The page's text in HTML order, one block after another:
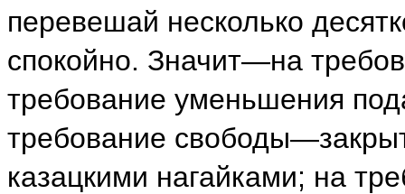
перевешай несколько
спокойно. Значит—на
требование уменьшения
требование
казацкими нагайками; на